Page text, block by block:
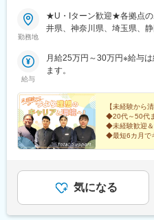
勤務地
★U・Iターン歓迎★各拠点の
井県、神奈川県、埼玉県、
は基本的に固定です受動喫
給与
月給25万円～30万円※給与
ます。
【未経験から
◆20代～50代
◆未経験歓迎＆
◆最短6カ月で
気になる